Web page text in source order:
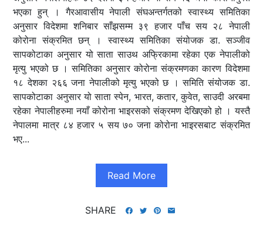
भएका हुन् । गैरआवासीय नेपाली संघअन्तर्गतको स्वास्थ्य समितिका
अनुसार विदेशमा शनिबार साँझसम्म ३९ हजार पाँच सय २८ नेपाली
कोरोना संक्रमित छन् । स्वास्थ्य समितिका संयोजक डा. सञ्‍जीव
सापकोटाका अनुसार यो साता साउथ अफ्रिकामा रहेका एक नेपालीको
मृत्यु भएको छ । समितिका अनुसार कोरोना संक्रमणका कारण विदेशमा
१८ देशका २६६ जना नेपालीको मृत्यु भएको छ । समिति संयोजक डा.
सापकोटाका अनुसार यो साता स्पेन, भारत, कतार, कुवेत, साउदी अरबमा
रहेका नेपालीहरुमा नयाँ कोरोना भाइरसको संक्रमण देखिएको हो । यस्तै
नेपालमा मात्र ८४ हजार ५ सय ७० जना कोरोना भाइरसबाट संक्रमित
भए...
Read More
SHARE